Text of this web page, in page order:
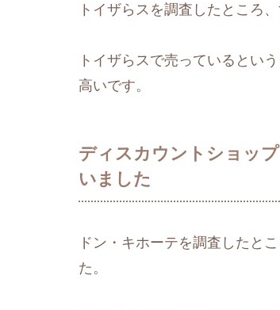
トイザらスを調査したところ
トイザらスで売っているとい
高いです。
ディスカウントショッ
いました
ドン・キホーテを調査したと
た。